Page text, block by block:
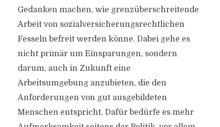
Gedanken machen, wie grenzüberschreitende
Arbeit von sozialversicherungsrechtlichen
Fesseln befreit werden könne. Dabei gehe es
nicht primär um Einsparungen, sondern
darum, auch in Zukunft eine
Arbeitsumgebung anzubieten, die den
Anforderungen von gut ausgebildeten
Menschen entspricht. Dafür bedürfe es mehr